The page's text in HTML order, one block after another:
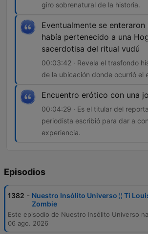
giro sobrenatural de la historia.
Eventualmente se
había pertenecido a una
sacerdotisa del ritual vudú
00:03:42 · Revela el trasfondo
de la ubicación donde ocurrió el
Encuentro erótico con una
00:04:29 · Es el titular del
periodista escribió para dar a
experiencia.
Episodios
1382 - ⁨Nuestro Insólito Universo ¦¦ Ti
Zombie
06 ago. 2026